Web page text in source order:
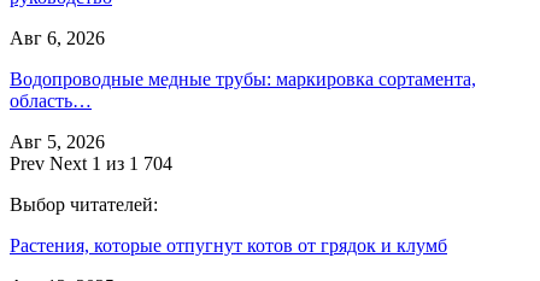
Авг 6, 2026
Водопроводные медные трубы: маркировка сортамента,
область…
Авг 5, 2026
Prev Next 1 из 1 704
Выбор читателей:
Растения, которые отпугнут котов от грядок и клумб